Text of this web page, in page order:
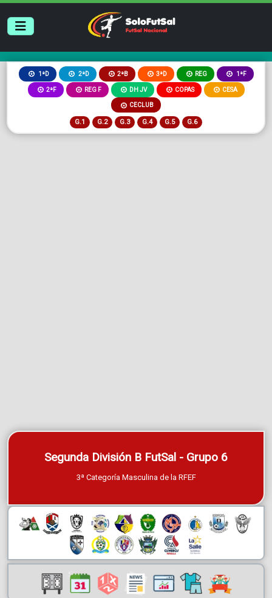
1ªD 2ªD 2ªB 3ªD REG 1ªF
2ªF REG F DH JV COPAS CESA
CECLUB
G.1 G.2 G.3 G.4 G.5 G.6
Segunda División B FutSal - Grupo 6
3ª Categoría Masculina de la RFEF